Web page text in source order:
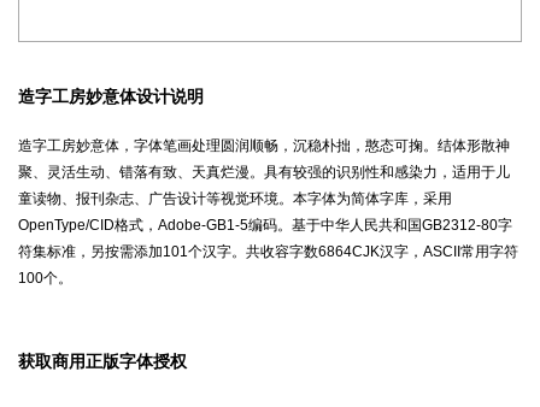
造字工房妙意体设计说明
造字工房妙意体，字体笔画处理圆润顺畅，沉稳朴拙，憨态可掬。结体形散神
聚、灵活生动、错落有致、天真烂漫。具有较强的识别性和感染力，适用于儿
童读物、报刊杂志、广告设计等视觉环境。本字体为简体字库，采用
OpenType/CID格式，Adobe-GB1-5编码。基于中华人民共和国GB2312-80字
符集标准，另按需添加101个汉字。共收容字数6864CJK汉字，ASCII常用字符
100个。
获取商用正版字体授权